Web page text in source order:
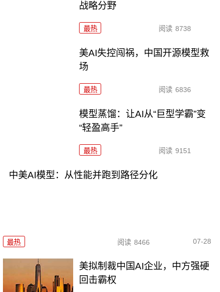
战略分野
最热 阅读 8738
美AI失控闯祸，中国开源模型救
场
最热 阅读 6836
模型蒸馏：让AI从“巨型学霸”变
“轻盈高手”
最热 阅读 9151
中美AI模型：从性能并跑到路径分化
最热 阅读 8466 07-28
美拟制裁中国AI企业，中方强硬
回击霸权